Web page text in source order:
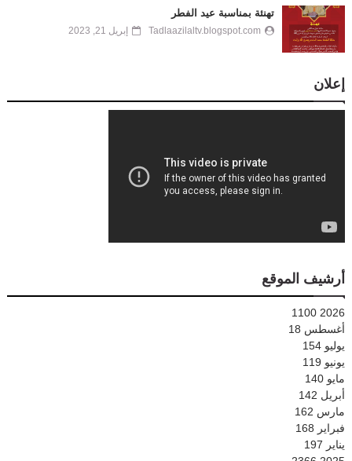
تهنئة بمناسبة عيد الفطر
Tadlaazilaltv.blogspot.com إبريل 21, 2023
إعلان
أرشيف الموقع
2026
1100
أغسطس 18
يوليو 154
يونيو 119
مايو 140
أبريل 142
مارس 162
فبراير 168
يناير 197